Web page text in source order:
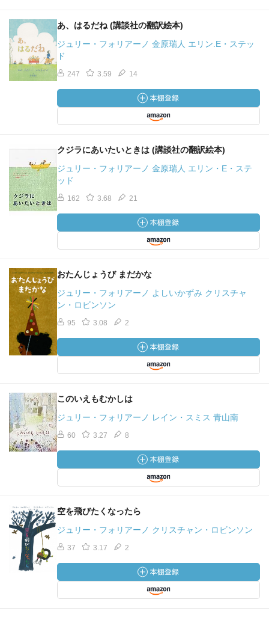
あ、はるだね (講談社の翻訳絵本)
ジュリー・フォリアーノ 金原瑞人 エリン.E・ステッ
ド
247 3.59 14
クジラにあいたいときは (講談社の翻訳絵本)
ジュリー・フォリアーノ 金原瑞人 エリン・E・ステ
ッド
162 3.68 21
おたんじょうび まだかな
ジュリー・フォリアーノ よしいかずみ クリスチャ
ン・ロビンソン
95 3.08 2
このいえもむかしは
ジュリー・フォリアーノ レイン・スミス 青山南
60 3.27 8
空を飛びたくなったら
ジュリー・フォリアーノ クリスチャン・ロビンソン
37 3.17 2